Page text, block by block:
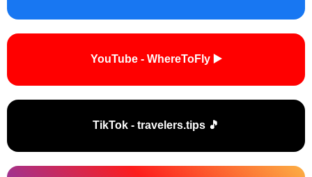
▶️ YouTube - WhereToFly
🎵 TikTok - travelers.tips